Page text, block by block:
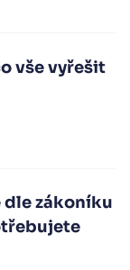
vše vyřešit
dle zákoníku